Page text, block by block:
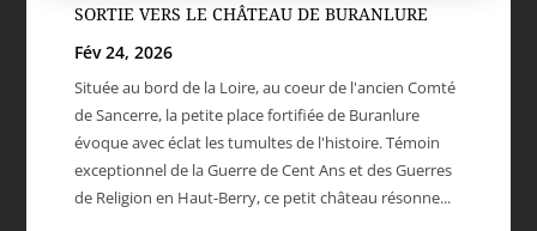
SORTIE VERS LE CHÂTEAU DE BURANLURE
Fév 24, 2026
Située au bord de la Loire, au coeur de l'ancien Comté
de Sancerre, la petite place fortifiée de Buranlure
évoque avec éclat les tumultes de l'histoire. Témoin
exceptionnel de la Guerre de Cent Ans et des Guerres
de Religion en Haut-Berry, ce petit château résonne...